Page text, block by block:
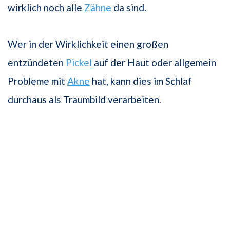
wirklich noch alle Zähne da sind.
Wer in der Wirklichkeit einen großen
entzündeten Pickel auf der Haut oder allgemein
Probleme mit Akne hat, kann dies im Schlaf
durchaus als Traumbild verarbeiten.